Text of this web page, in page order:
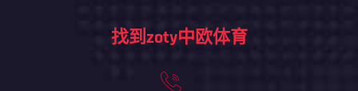
找到zoty中欧体育